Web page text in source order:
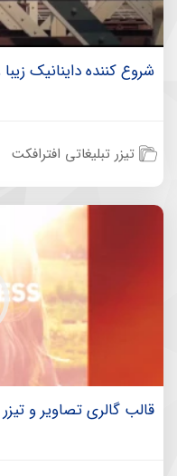
شروع کننده داینانیک
تیزر تبلیغاتی افترافکت
قالب گالری تصاویر و